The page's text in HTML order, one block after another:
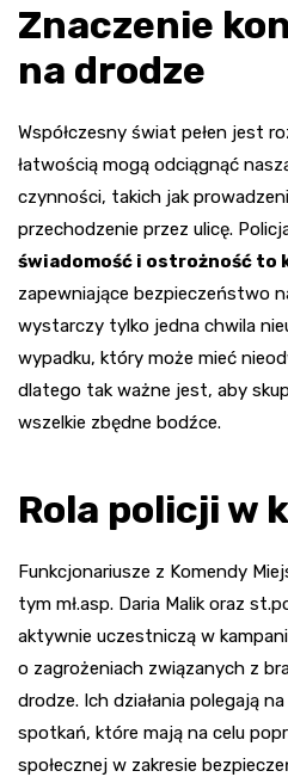
Znaczenie
na drodze
Współczesny świat pełen jest
łatwością mogą odciągnąć
czynności, takich jak
przechodzenie przez ulicę.
świadomość i ostrożność to
zapewniające bezpieczeństwo
wystarczy tylko jedna chwila
wypadku, który może mieć
dlatego tak ważne jest, aby
wszelkie zbędne bodźce.
Rola policji w
Funkcjonariusze z Komendy
tym mł.asp. Daria Malik oraz
aktywnie uczestniczą w
o zagrożeniach związanych z
drodze. Ich działania polegają
spotkań, które mają na celu
społecznej w zakresie